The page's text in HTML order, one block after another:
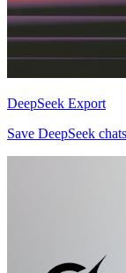
DeepSeek Export
Save DeepSeek